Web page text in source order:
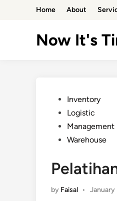
Home About
Now It's
PostedInventory
Logistic
Management
Warehouse
by Faisal • January